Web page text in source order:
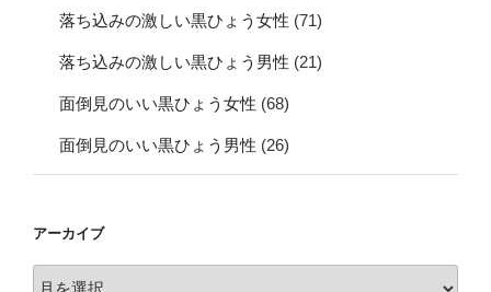
落ち込みの激しい黒ひょう女性 (71)
落ち込みの激しい黒ひょう男性 (21)
面倒見のいい黒ひょう女性 (68)
面倒見のいい黒ひょう男性 (26)
アーカイブ